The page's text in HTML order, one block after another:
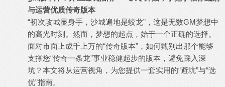
与运营优质传奇版本
“初次攻城显身手，沙城遍地是蛟龙”，这是无数GM梦想中
的高光时刻。然而，梦想的起点，始于一个正确的选择。
面对市面上成千上万的“传奇版本”，如何甄别出那个能够
支撑您“传奇一条龙”事业稳健起步的版本，避免踩入深
坑？本文将从运营视角，为您提供一套实用的“避坑”与“选
优”指南。